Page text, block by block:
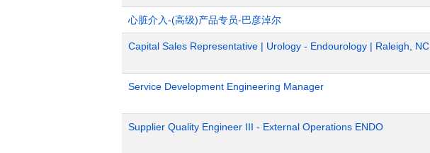
心脏介入-(高级)产品专员-巴彦淖尔
Capital Sales Representative | Urology - Endourology | Raleigh, NC
Service Development Engineering Manager
Supplier Quality Engineer III - External Operations ENDO